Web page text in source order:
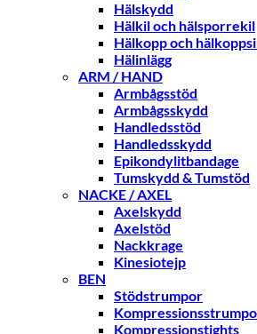
Hälskydd
Hälkil och hälsporrekil
Hälkopp och
Hälinlägg
ARM / HAND
Armbågsstöd
Armbågsskydd
Handledsstöd
Handledsskydd
Epikondylitbandage
Tumskydd & Tumstöd
NACKE / AXEL
Axelskydd
Axelstöd
Nackkrage
Kinesiotejp
BEN
Stödstrumpor
Kompressionstights